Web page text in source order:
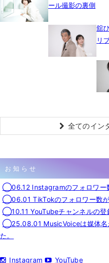
ール撮影の裏側
舘
リ
全てのイン
お知らせ
◯06.12 Instagramのフォロワー
◯06.01 TikTokのフォロワー数が
◯10.11 YouTubeチャンネルの登
◯25.08.01 MusicVoiceは媒体名
た。
Instagram YouTube